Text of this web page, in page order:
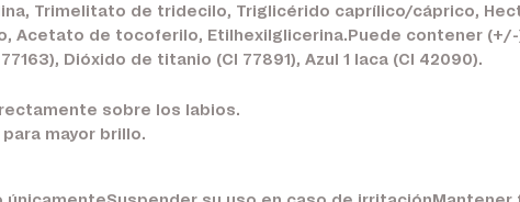
Trimelitato de tridecilo, Triglicérido caprílico/cáprico,
Acetato de tocoferilo, Etilhexilglicerina.Puede contener (+/-
Dióxido de titanio (CI 77891), Azul 1 laca (CI 42090).
sobre los labios.
para mayor brillo.